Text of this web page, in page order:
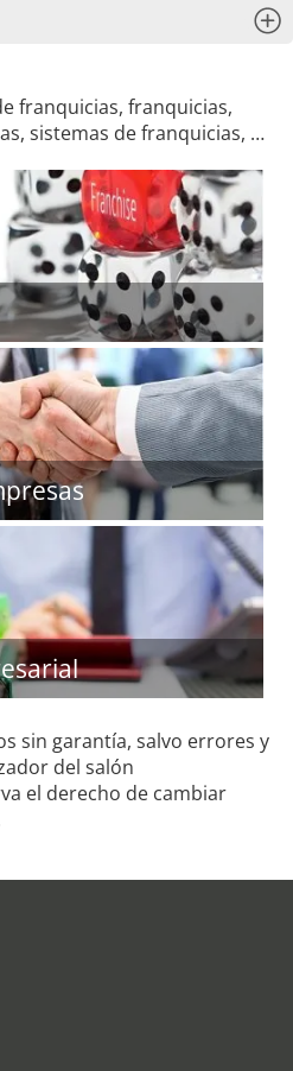
franquicias, franquicias,
sistemas de franquicias, …
sin garantía, salvo errores y
del salón
el derecho de cambiar